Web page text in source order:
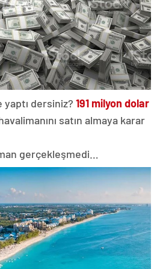
yaptı dersiniz? 191 milyon dolar
satın almaya karar
gerçekleşmedi…